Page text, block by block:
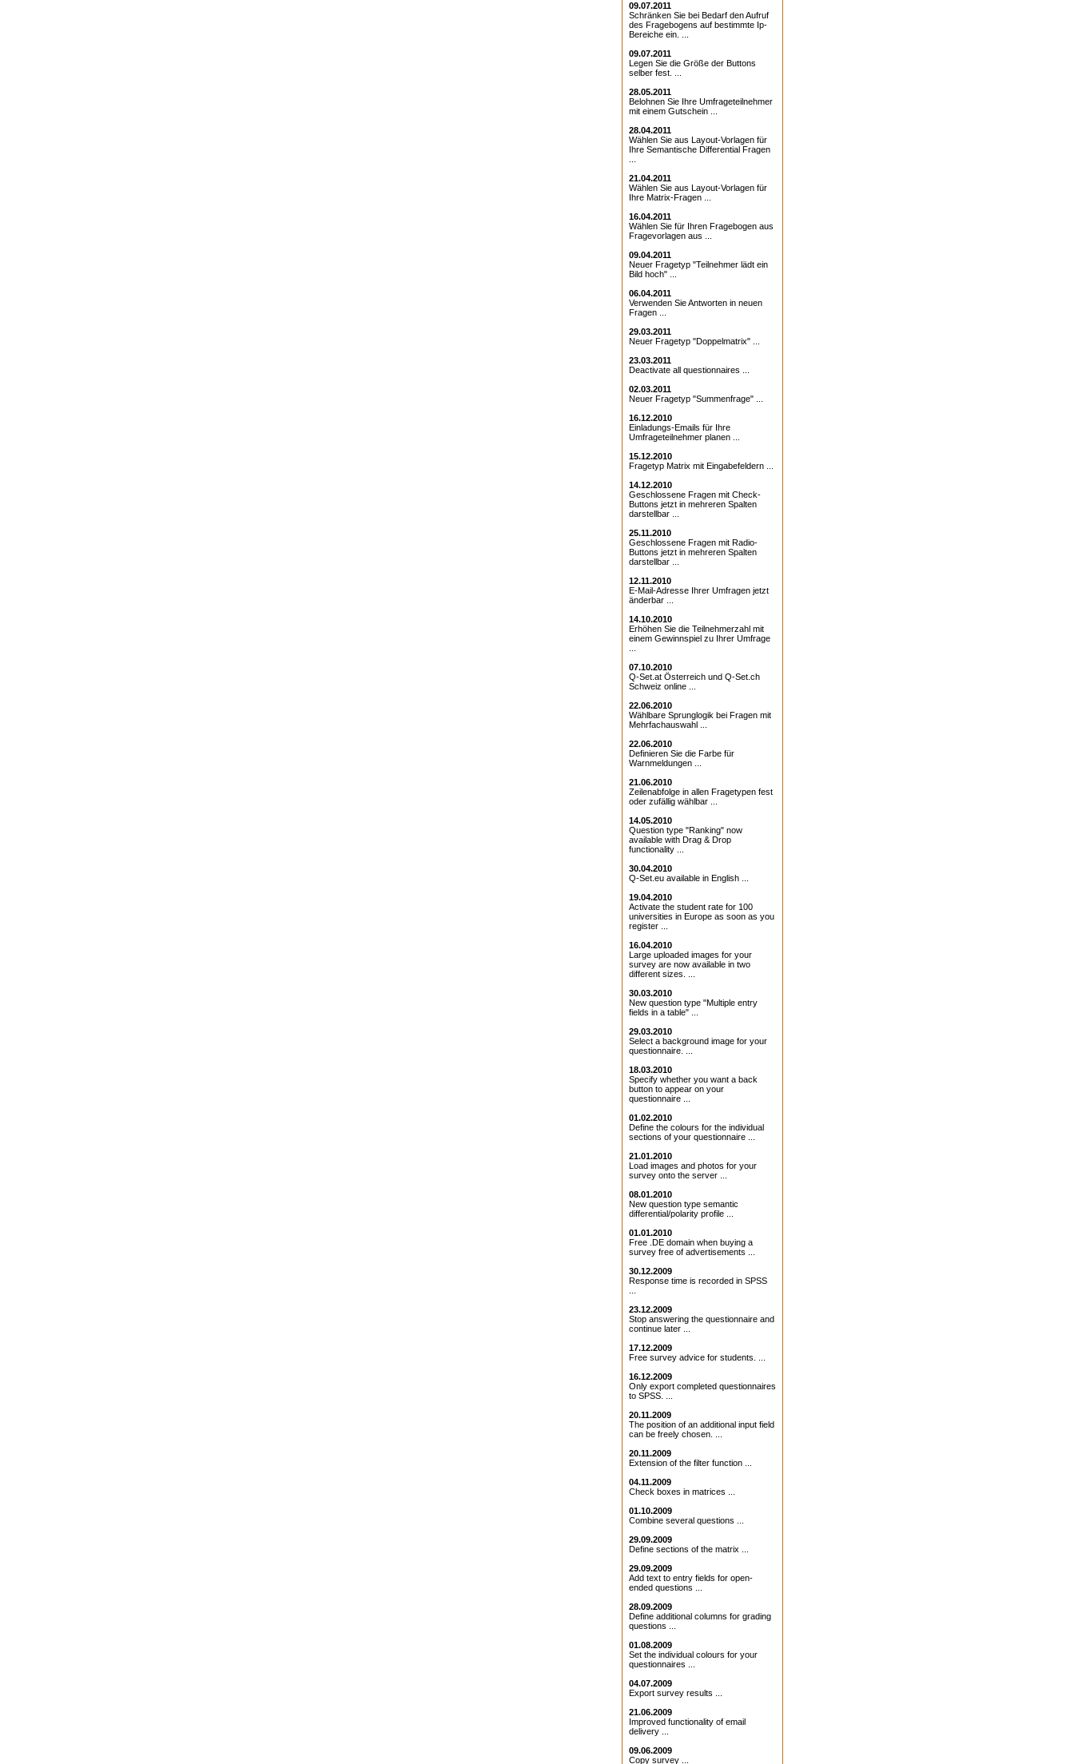
09.07.2011
Schränken Sie bei Bedarf den Aufruf
des Fragebogens auf bestimmte Ip-
Bereiche ein. ...
09.07.2011
Legen Sie die Größe der Buttons
selber fest. ...
28.05.2011
Belohnen Sie Ihre Umfrageteilnehmer
mit einem Gutschein ...
28.04.2011
Wählen Sie aus Layout-Vorlagen für
Ihre Semantische Differential Fragen
21.04.2011
Wählen Sie aus Layout-Vorlagen für
Ihre Matrix-Fragen ...
16.04.2011
Wählen Sie für Ihren Fragebogen aus
Fragevorlagen aus ...
09.04.2011
Neuer Fragetyp "Teilnehmer lädt ein
Bild hoch" ...
06.04.2011
Verwenden Sie Antworten in neuen
Fragen ...
29.03.2011
Neuer Fragetyp "Doppelmatrix" ...
23.03.2011
Deactivate all questionnaires ...
02.03.2011
Neuer Fragetyp "Summenfrage" ...
16.12.2010
Einladungs-Emails für Ihre
Umfrageteilnehmer planen ...
15.12.2010
Fragetyp Matrix mit Eingabefeldern ...
14.12.2010
Geschlossene Fragen mit Check-
Buttons jetzt in mehreren Spalten
darstellbar ...
25.11.2010
Geschlossene Fragen mit Radio-
Buttons jetzt in mehreren Spalten
darstellbar ...
12.11.2010
E-Mail-Adresse Ihrer Umfragen jetzt
änderbar ...
14.10.2010
Erhöhen Sie die Teilnehmerzahl mit
einem Gewinnspiel zu Ihrer Umfrage
07.10.2010
Q-Set.at Österreich und Q-Set.ch
Schweiz online ...
22.06.2010
Wählbare Sprunglogik bei Fragen mit
Mehrfachauswahl ...
22.06.2010
Definieren Sie die Farbe für
Warnmeldungen ...
21.06.2010
Zeilenabfolge in allen Fragetypen fest
oder zufällig wählbar ...
14.05.2010
Question type "Ranking" now
available with Drag & Drop
functionality ...
30.04.2010
Q-Set.eu available in English ...
19.04.2010
Activate the student rate for 100
universities in Europe as soon as you
register ...
16.04.2010
Large uploaded images for your
survey are now available in two
different sizes. ...
30.03.2010
New question type "Multiple entry
fields in a table" ...
29.03.2010
Select a background image for your
questionnaire. ...
18.03.2010
Specify whether you want a back
button to appear on your
questionnaire ...
01.02.2010
Define the colours for the individual
sections of your questionnaire ...
21.01.2010
Load images and photos for your
survey onto the server ...
08.01.2010
New question type semantic
differential/polarity profile ...
01.01.2010
Free .DE domain when buying a
survey free of advertisements ...
30.12.2009
Response time is recorded in SPSS
23.12.2009
Stop answering the questionnaire and
continue later ...
17.12.2009
Free survey advice for students. ...
16.12.2009
Only export completed questionnaires
to SPSS. ...
20.11.2009
The position of an additional input field
can be freely chosen. ...
20.11.2009
Extension of the filter function ...
04.11.2009
Check boxes in matrices ...
01.10.2009
Combine several questions ...
29.09.2009
Define sections of the matrix ...
29.09.2009
Add text to entry fields for open-
ended questions ...
28.09.2009
Define additional columns for grading
questions ...
01.08.2009
Set the individual colours for your
questionnaires ...
04.07.2009
Export survey results ...
21.06.2009
Improved functionality of email
delivery ...
09.06.2009
Copy survey ...